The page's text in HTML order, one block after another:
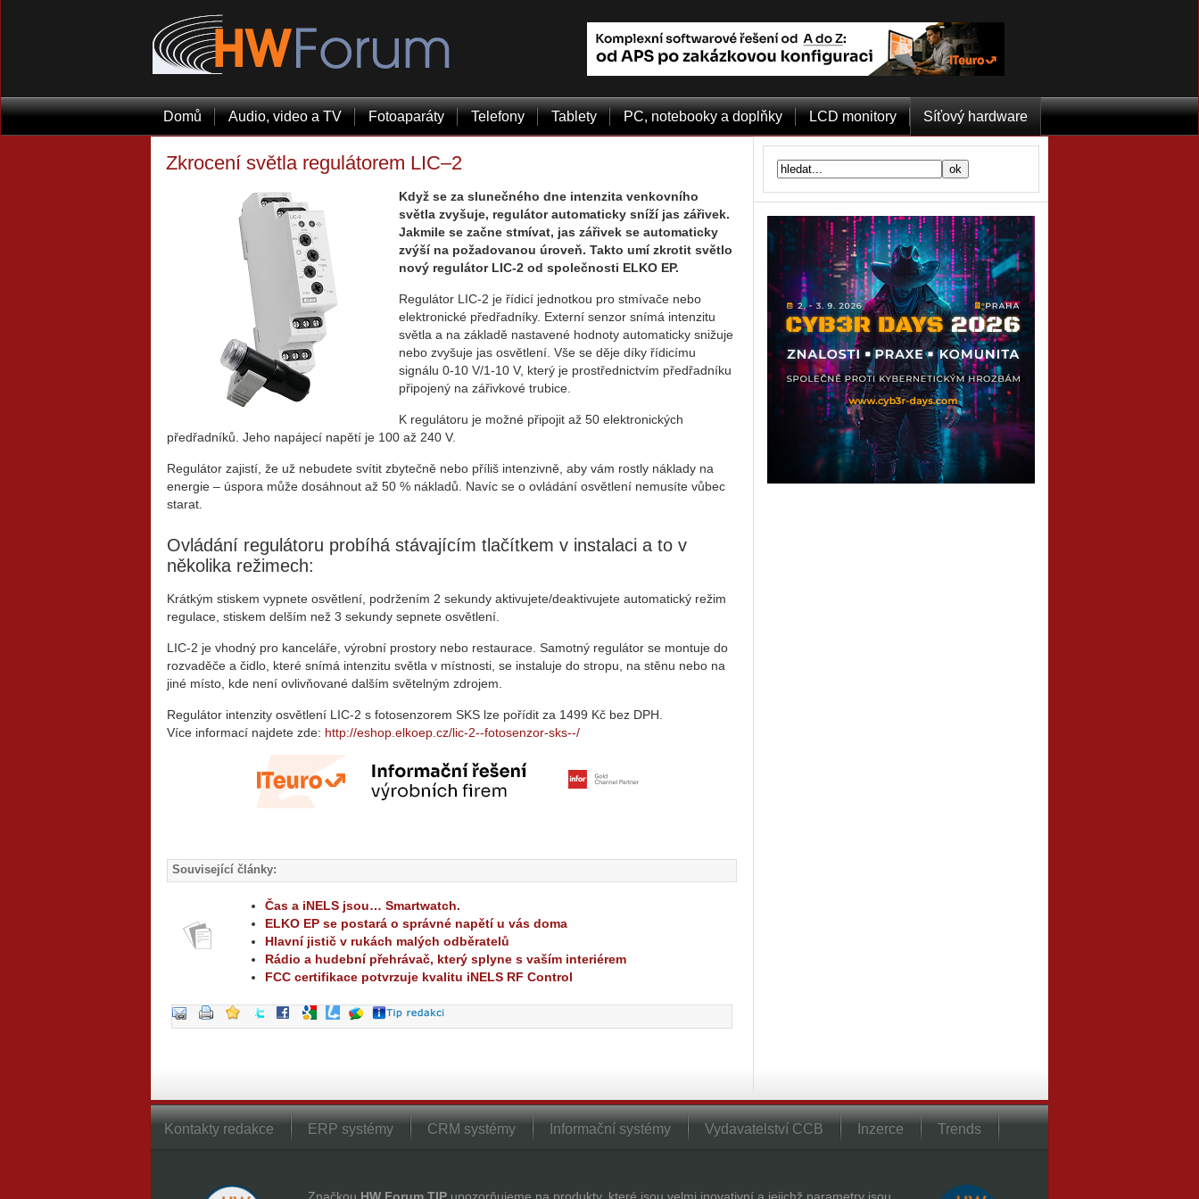
Domů Audio, video a TV Fotoaparáty Telefony Tablety PC, notebooky a doplňky LCD monitory Síťový hardware
Zkrocení světla regulátorem LIC–2
Když se za slunečného dne intenzita venkovního
světla zvyšuje, regulátor automaticky sníží jas zářivek.
Jakmile se začne stmívat, jas zářivek se automaticky
zvýší na požadovanou úroveň. Takto umí zkrotit světlo
nový regulátor LIC-2 od společnosti ELKO EP.
Regulátor LIC-2 je řídicí jednotkou pro stmívače nebo
elektronické předřadníky. Externí senzor snímá intenzitu
světla a na základě nastavené hodnoty automaticky snižuje
nebo zvyšuje jas osvětlení. Vše se děje díky řídicímu
signálu 0-10 V/1-10 V, který je prostřednictvím předřadníku
připojený na zářivkové trubice.
K regulátoru je možné připojit až 50 elektronických
předřadníků. Jeho napájecí napětí je 100 až 240 V.
Regulátor zajistí, že už nebudete svítit zbytečně nebo příliš intenzivně, aby vám rostly náklady na
energie – úspora může dosáhnout až 50 % nákladů. Navíc se o ovládání osvětlení nemusíte vůbec
starat.
Ovládání regulátoru probíhá stávajícím tlačítkem v instalaci a to v
několika režimech:
Krátkým stiskem vypnete osvětlení, podržením 2 sekundy aktivujete/deaktivujete automatický režim
regulace, stiskem delším než 3 sekundy sepnete osvětlení.
LIC-2 je vhodný pro kanceláře, výrobní prostory nebo restaurace. Samotný regulátor se montuje do
rozvaděče a čidlo, které snímá intenzitu světla v místnosti, se instaluje do stropu, na stěnu nebo na
jiné místo, kde není ovlivňované dalším světelným zdrojem.
Regulátor intenzity osvětlení LIC-2 s fotosenzorem SKS lze pořídit za 1499 Kč bez DPH.
Více informací najdete zde: http://eshop.elkoep.cz/lic-2--fotosenzor-sks--/
Související články:
Čas a iNELS jsou… Smartwatch.
ELKO EP se postará o správné napětí u vás doma
Hlavní jistič v rukách malých odběratelů
Rádio a hudební přehrávač, který splyne s vaším interiérem
FCC certifikace potvrzuje kvalitu iNELS RF Control
Kontakty redakce ERP systémy CRM systémy Informační systémy Vydavatelství CCB Inzerce Trends